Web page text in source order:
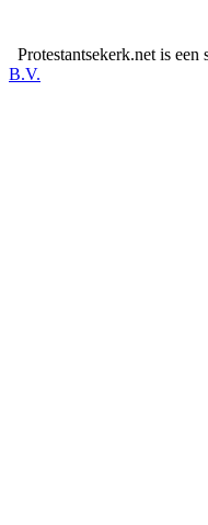
Protestantsekerk.net is
B.V.